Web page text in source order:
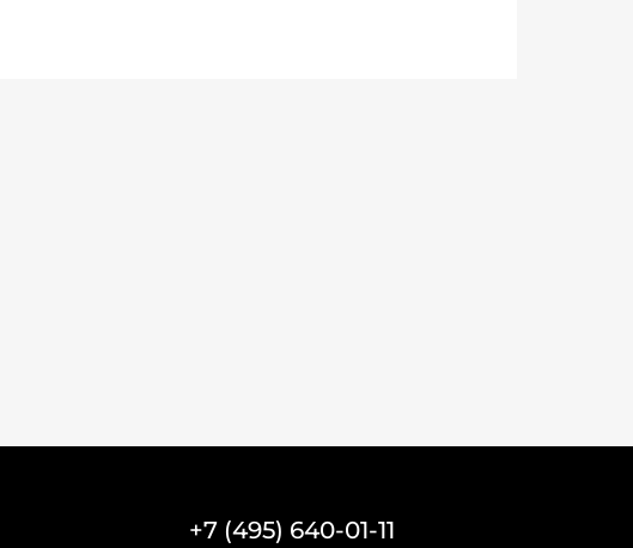
+7 (495) 640-01-11